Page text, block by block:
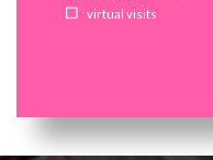
virtual visits